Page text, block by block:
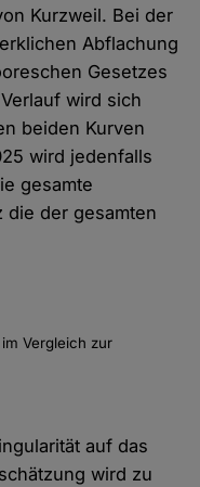
Kurzweil. Bei der
Abflachung
Gesetzes
wird sich
beiden Kurven
wird jedenfalls
gesamte
die der gesamten
Vergleich zur
auf das
wird zu